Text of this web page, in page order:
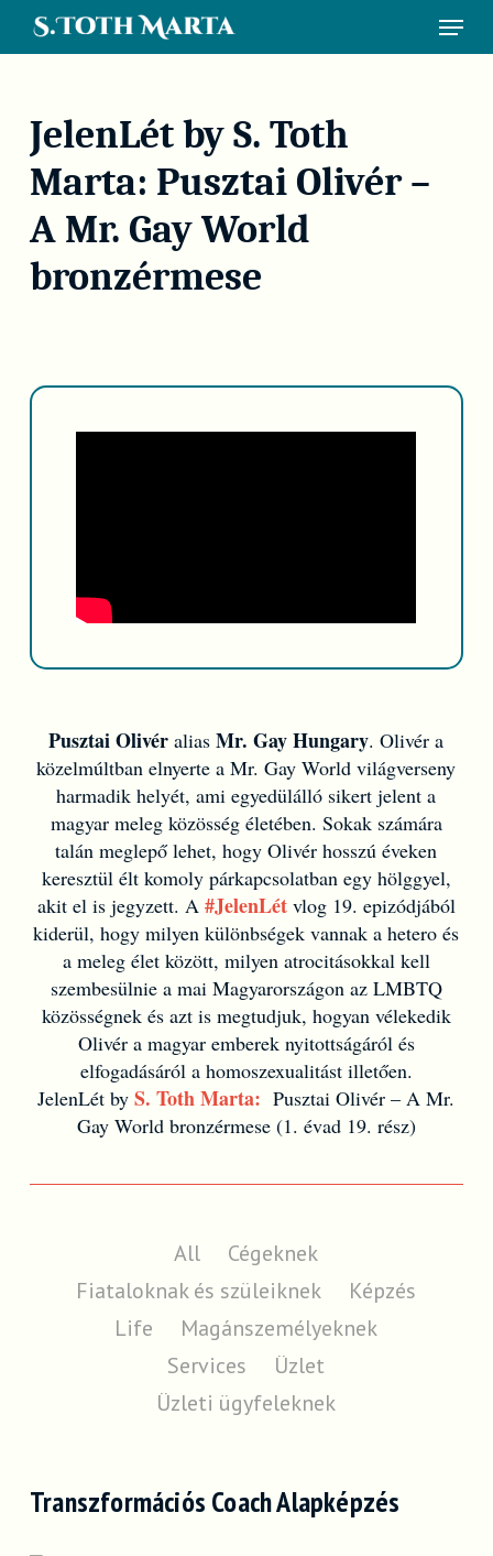
Menu
JelenLét by S. Toth
Marta: Pusztai Olivér –
A Mr. Gay World
bronzérmese
Pusztai Olivér aliasMr. Gay Hungary. Olivér a
közelmúltban elnyerte a Mr. Gay World világverseny
harmadik helyét, ami egyedülálló sikert jelent a
magyar meleg közösség életében. Sokak számára
talán meglepő lehet, hogy Olivér hosszú éveken
keresztül élt komoly párkapcsolatban egy hölggyel,
akit el is jegyzett. A #JelenLétvlog 19. epizódjából
kiderül, hogy milyen különbségek vannak a hetero és
a meleg élet között, milyen atrocitásokkal kell
szembesülnie a mai Magyarországon az LMBTQ
közösségnek és azt is megtudjuk, hogyan vélekedik
Olivér a magyar emberek nyitottságáról és
elfogadásáról a homoszexualitást illetően.
JelenLét byS. Toth Marta: Pusztai Olivér – A Mr.
Gay World bronzérmese (1. évad 19. rész)
All
Cégeknek
Fiataloknak és szüleiknek
Képzés
Life
Magánszemélyeknek
Services
Üzlet
Üzleti ügyfeleknek
Transzformációs Coach Alapképzés